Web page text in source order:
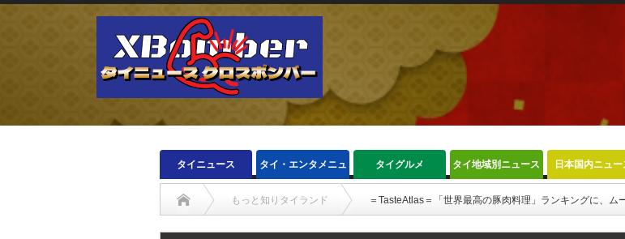
タイニュース タイ・エンタメニュ
ース
タイグルメ タイ地域別ニュース 日本国内ニュー
もっと知りタイランド ＝TasteAtlas＝「世界最高の豚肉料理」ランキングに、